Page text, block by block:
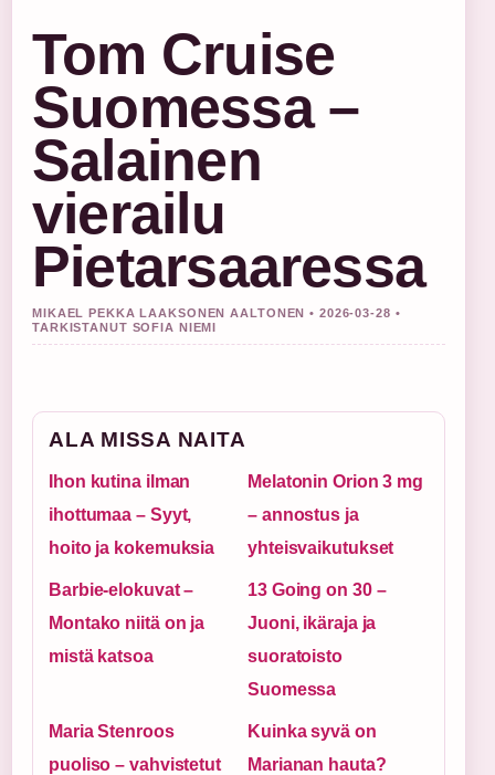
Tom Cruise
Suomessa –
Salainen
vierailu
Pietarsaaressa
MIKAEL PEKKA LAAKSONEN AALTONEN • 2026-03-28 •
TARKISTANUT SOFIA NIEMI
ALA MISSA NAITA
Ihon kutina ilman
ihottumaa – Syyt,
hoito ja kokemuksia
Melatonin Orion 3 mg
– annostus ja
yhteisvaikutukset
Barbie-elokuvat –
Montako niitä on ja
mistä katsoa
13 Going on 30 –
Juoni, ikäraja ja
suoratoisto
Suomessa
Maria Stenroos
puoliso – vahvistetut
Kuinka syvä on
Marianan hauta?